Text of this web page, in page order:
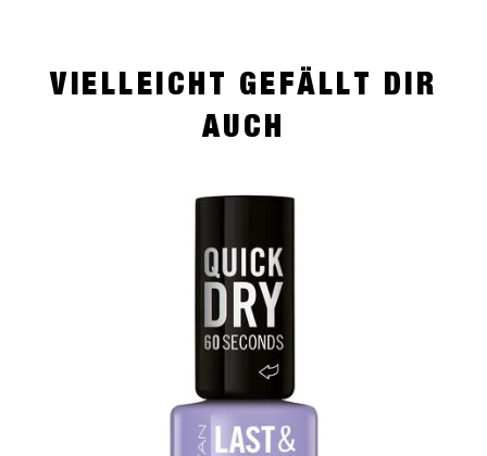
VIELLEICHT GEFÄLLT DIR
AUCH